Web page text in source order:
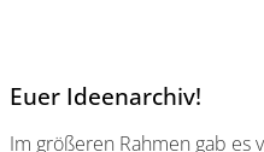
Euer Ideenarchiv!
Im größeren Rahmen gab es